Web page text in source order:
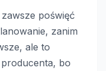
poświęć
zanim
ale to
bo